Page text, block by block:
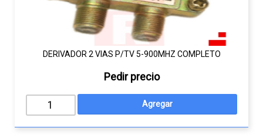
DERIVADOR 2 VIAS P/TV 5-900MHZ COMPLETO
Pedir precio